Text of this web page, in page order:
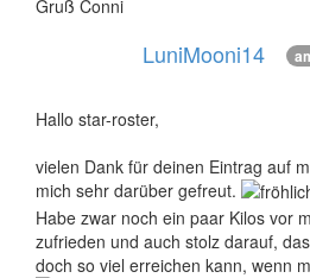
Gruß Conni
LuniMooni14
Hallo star-roster,
vielen Dank für deinen Eintrag auf
mich sehr darüber gefreut.
Habe zwar noch ein paar Kilos vor
zufrieden und auch stolz darauf,
doch so viel erreichen kann, wenn